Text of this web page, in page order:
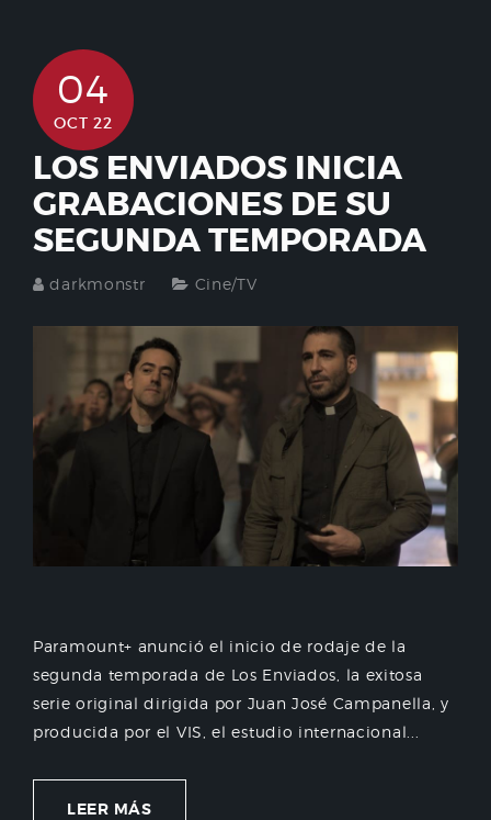
04
OCT 22
LOS ENVIADOS INICIA
GRABACIONES DE SU
SEGUNDA TEMPORADA
darkmonstr Cine/TV
Paramount+ anunció el inicio de rodaje de la
segunda temporada de Los Enviados, la exitosa
serie original dirigida por Juan José Campanella, y
producida por el VIS, el estudio internacional...
LEER MÁS